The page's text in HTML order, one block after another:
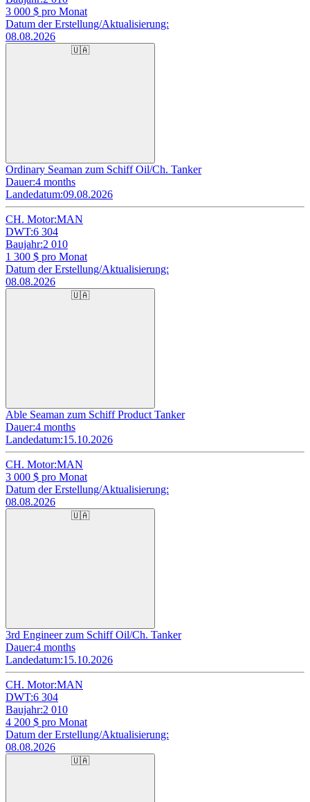
3 000 $ pro Monat
Datum der Erstellung/Aktualisierung:
08.08.2026
🇺🇦
Ordinary Seaman zum Schiff Oil/Ch. Tanker
Dauer:4 months
Landedatum:09.08.2026
CH. Motor:MAN
DWT:6 304
Baujahr:2 010
1 300 $ pro Monat
Datum der Erstellung/Aktualisierung:
08.08.2026
🇺🇦
Able Seaman zum Schiff Product Tanker
Dauer:4 months
Landedatum:15.10.2026
CH. Motor:MAN
3 000 $ pro Monat
Datum der Erstellung/Aktualisierung:
08.08.2026
🇺🇦
3rd Engineer zum Schiff Oil/Ch. Tanker
Dauer:4 months
Landedatum:15.10.2026
CH. Motor:MAN
DWT:6 304
Baujahr:2 010
4 200 $ pro Monat
Datum der Erstellung/Aktualisierung:
08.08.2026
🇺🇦